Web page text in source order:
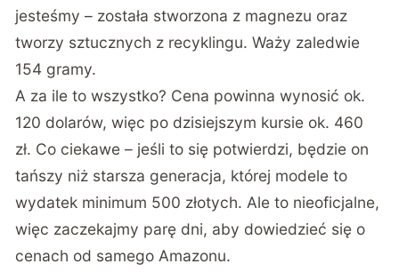
jesteśmy – została stworzona z magnezu oraz
tworzy sztucznych z recyklingu. Waży zaledwie
154 gramy.
A za ile to wszystko? Cena powinna wynosić ok.
120 dolarów, więc po dzisiejszym kursie ok. 460
zł. Co ciekawe – jeśli to się potwierdzi, będzie on
tańszy niż starsza generacja, której modele to
wydatek minimum 500 złotych. Ale to nieoficjalne,
więc zaczekajmy parę dni, aby dowiedzieć się o
cenach od samego Amazonu.